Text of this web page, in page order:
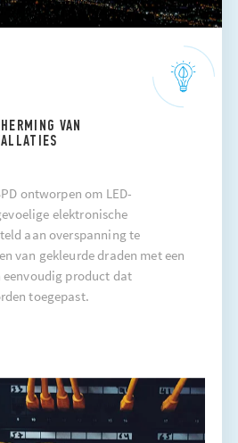
VAN
ontworpen om LED-
elektronische
aan overspanning te
van gekleurde draden met een
eenvoudig product dat
toegepast.